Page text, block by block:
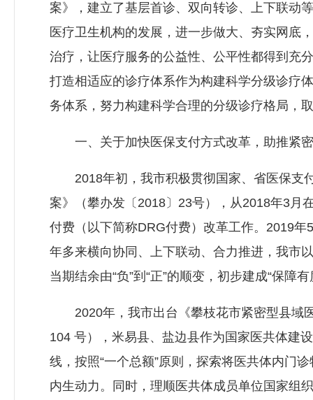
案》，建立了基层首诊、双向转诊、上下联动
医疗卫生机构的发展，进一步做大、夯实网底
治疗，让医疗服务的公益性、公平性都得到充
打造相适应的诊疗体系作为构建科学分级诊疗
务体系，努力构建科学合理的分级诊疗格局，
一、关于加快医保支付方式改革，助推紧密
2018年初，我市积极贯彻国家、省医保支付
案》（攀办发〔2018〕23号），从2018年3月
付费（以下简称DRG付费）改革工作。2019
年多来横向协同、上下联动、合力推进，我市
当期结余由“负”到“正”的顺变，初步建成“保
2020年，我市出台《攀枝花市紧密型县域
104 号），米易县、盐边县作为国家医共体建
线，按照“一个总额”原则，探索将医共体内门
内生动力。同时，理顺医共体成员单位国家组